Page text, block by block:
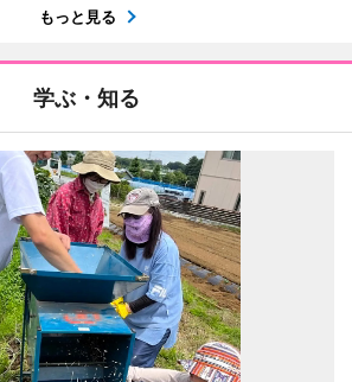
もっと見る
学ぶ・知る